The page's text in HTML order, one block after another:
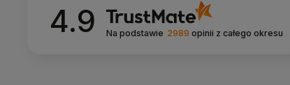
4.9 Na podstawie 2989 opinii z całego okresu